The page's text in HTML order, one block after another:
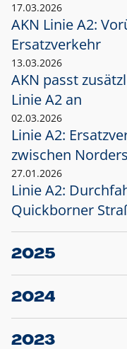
17.03.2026
AKN Linie A2:
Ersatzverkehr
13.03.2026
AKN passt
Linie A2 an
02.03.2026
Linie A2:
zwischen
27.01.2026
Linie A2:
Quickborner
2025
23.12.2025
Projekt S5: Start
2024
10.12.2024
Großprojekt S5:
2023